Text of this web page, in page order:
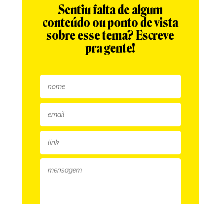
Sentiu falta de algum
conteúdo ou ponto de vista
sobre esse tema? Escreve
pra gente!